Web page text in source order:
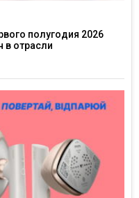
полугодия 2026
в отрасли